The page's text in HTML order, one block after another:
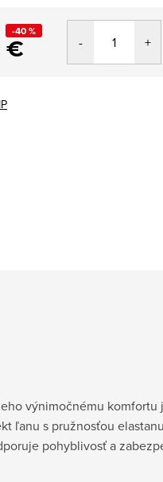
-40 %
€
výnimočnému komfortu
ľanu s pružnosťou
pohyblivosť a